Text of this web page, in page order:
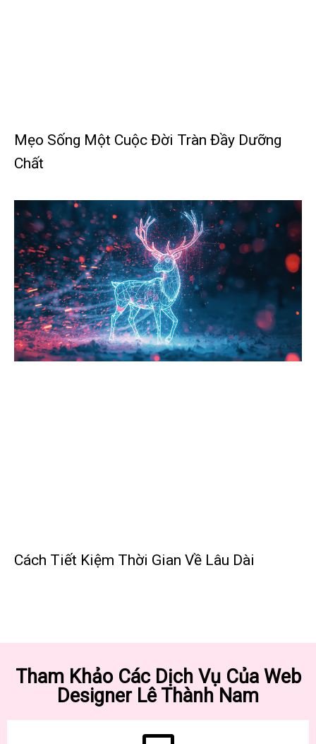
Mẹo Sống Một Cuộc Đời Tràn Đầy Dưỡng
Chất
Cách Tiết Kiệm Thời Gian Về Lâu Dài
Tham Khảo Các Dịch Vụ Của Web
Designer Lê Thành Nam